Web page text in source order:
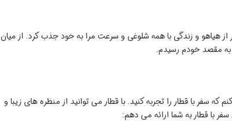
از هیاهو و زندگی با همه شلوغی و سرعت مرا به خود جذب کرد. از میان
مقصد خودم رسیدم.
که سفر با قطار را تجربه کنید. با قطار می توانید از منظره های زیبا و
با قطار به شما ارائه می دهم: